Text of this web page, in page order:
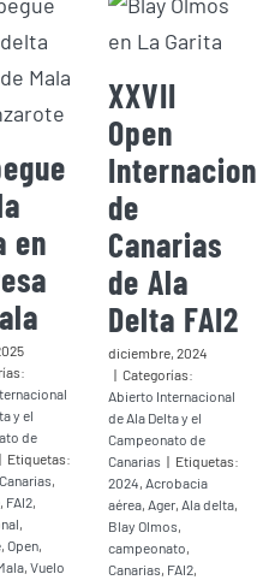
en
y el
de
| Etiquetas:
Canarias,
, FAI2,
,
,Open,
,Vuelo
XXVII
Open
de
Canarias
de Ala
Delta FAI2
diciembre, 2024
| Categorías:
Abierto Internacional
de Ala Delta y el
Campeonato de
Canarias | Etiquetas:
2024, Acrobacia
aérea, Ager, Ala delta,
Blay Olmos,
campeonato,
Canarias, FAI2,